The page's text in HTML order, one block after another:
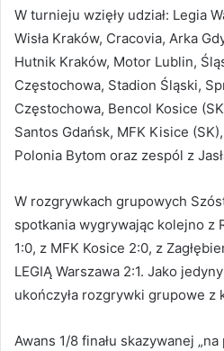
W turnieju wzięły udział: Legia
Wisła Kraków, Cracovia, Arka
Hutnik Kraków, Motor Lublin,
Częstochowa, Stadion Śląski,
Częstochowa, Bencol Kosice
Santos Gdańsk, MFK Kisice
Polonia Bytom oraz zespól z
W rozgrywkach grupowych
spotkania wygrywając kolejno z
1:0, z MFK Kosice 2:0, z
LEGIĄ Warszawa 2:1. Jako
ukończyła rozgrywki grupowe z
Awans 1/8 finału skazywanej „na